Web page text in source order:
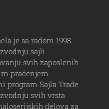
je sa radom 1998.
sajli.
svih zaposlenih
praćenjem
program Sajla Trade
svih vrsta
delova za